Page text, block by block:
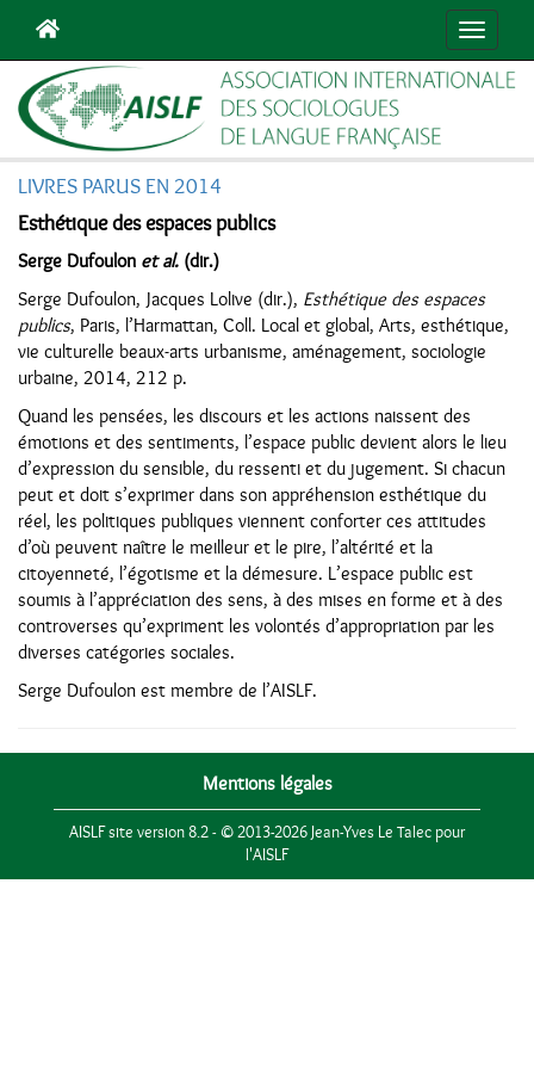
LIVRES PARUS EN 2014
Esthétique des espaces publics
Serge Dufoulon et al. (dir.)
Serge Dufoulon, Jacques Lolive (dir.), Esthétique des espaces
publics, Paris, l’Harmattan, Coll. Local et global, Arts, esthétique,
vie culturelle beaux-arts urbanisme, aménagement, sociologie
urbaine, 2014, 212 p.
Quand les pensées, les discours et les actions naissent des
émotions et des sentiments, l’espace public devient alors le lieu
d’expression du sensible, du ressenti et du jugement. Si chacun
peut et doit s’exprimer dans son appréhension esthétique du
réel, les politiques publiques viennent conforter ces attitudes
d’où peuvent naître le meilleur et le pire, l’altérité et la
citoyenneté, l’égotisme et la démesure. L’espace public est
soumis à l’appréciation des sens, à des mises en forme et à des
controverses qu’expriment les volontés d’appropriation par les
diverses catégories sociales.
Serge Dufoulon est membre de l’AISLF.
Mentions légales
AISLF site version 8.2 - © 2013-2026 Jean-Yves Le Talec pour
l'AISLF